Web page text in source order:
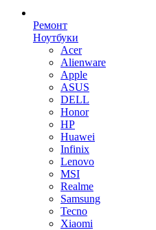
Ремонт
Ноутбуки
Acer
Alienware
Apple
ASUS
DELL
Honor
HP
Huawei
Infinix
Lenovo
MSI
Realme
Samsung
Tecno
Xiaomi